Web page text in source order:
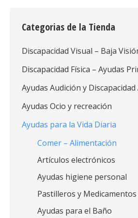
Categorias de la Tienda
Discapacidad Visual – Baja
Discapacidad Física – Ayudas
Ayudas Audición y
Ayudas Ocio y recreación
Ayudas para la Vida Diaria
Comer – Alimentación
Artículos electrónicos
Ayudas higiene personal
Pastilleros y Medicamentos
Ayudas para el Baño